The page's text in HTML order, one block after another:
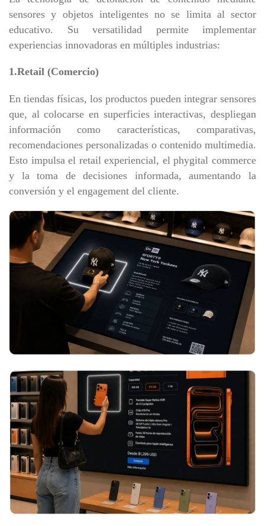
sensores y objetos inteligentes no se limita al sector
educativo. Su versatilidad permite implementar
experiencias innovadoras en múltiples industrias:
1.Retail (Comercio)
En tiendas físicas, los productos pueden integrar sensores
que, al colocarse en superficies interactivas, despliegan
información como características, comparativas,
recomendaciones personalizadas o contenido multimedia.
Esto impulsa el retail experiencial, el phygital commerce
y la toma de decisiones informada, aumentando la
conversión y el engagement del cliente.